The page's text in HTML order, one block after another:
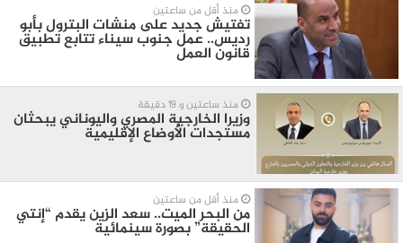
منذ أقل من ساعتين
تفتيش جديد على منشات البترول بأبو
رديس.. عمل جنوب سيناء تتابع تطبيق
قانون العمل
منذ ساعتين و 19 دقيقة
وزيرا الخارجية المصري واليوناني يبحثان
مستجدات الأوضاع الإقليمية
منذ أقل من ساعتين
من البحر الميت.. سعد الزين يقدم “إنتي
الحقيقة” بصورة سينمائية